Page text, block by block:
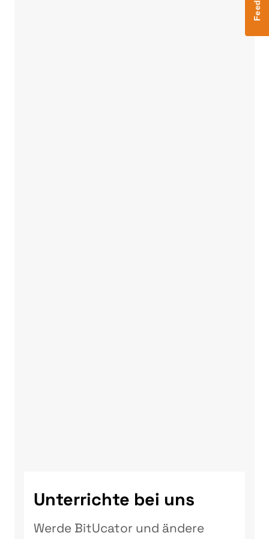
Unterrichte bei uns
Werde BitUcator und ändere